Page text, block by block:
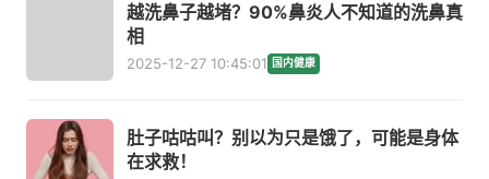
越洗鼻子越堵？90%鼻炎人不知道的洗鼻真
相
2025-12-27 10:45:01 国内健康
肚子咕咕叫？别以为只是饿了，可能是身体
在求救！